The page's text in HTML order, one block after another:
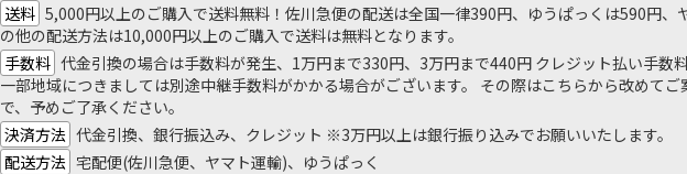
送料 5,000円以上のご購入で送料無料！佐川急便の配送は全国一律390円、ゆうぱっくは590円、
の他の配送方法は10,000円以上のご購入で送料は無料となります。
手数料 代金引換の場合は手数料が発生、1万円まで330円、3万円まで440円 クレジット払い手数
一部地域につきましては別途中継手数料がかかる場合がございます。 その際はこちらから改めてご
で、予めご了承ください。
決済方法 代金引換、銀行振込み、クレジット ※3万円以上は銀行振り込みでお願いいたします。
配送方法 宅配便(佐川急便、ヤマト運輸)、ゆうぱっく